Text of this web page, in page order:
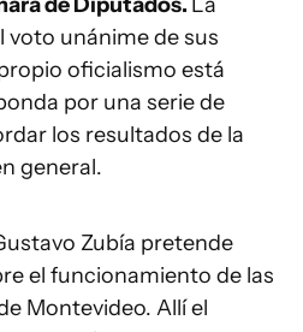
unánime de sus
oficialismo está
por una serie de
los resultados de la
general.
Zubía pretende
el funcionamiento de las
Montevideo. Allí el